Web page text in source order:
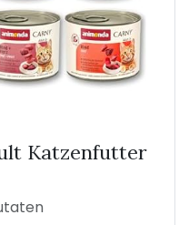
Katzenfutter